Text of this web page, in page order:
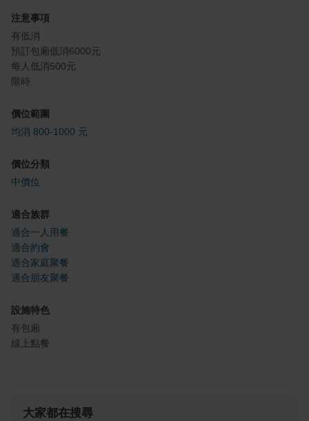
注意事項
有低消
預訂包廂低消6000元
每人低消500元
限時
價位範圍
均消 800-1000 元
價位分類
中價位
適合族群
適合一人用餐
適合約會
適合家庭聚餐
適合朋友聚餐
設施特色
有包廂
線上點餐
大家都在搜尋